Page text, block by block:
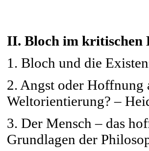
II. Bloch im kritischen
1. Bloch und die
2. Angst oder Hoffnung
Weltorientierung? –
3. Der Mensch – das
Grundlagen der